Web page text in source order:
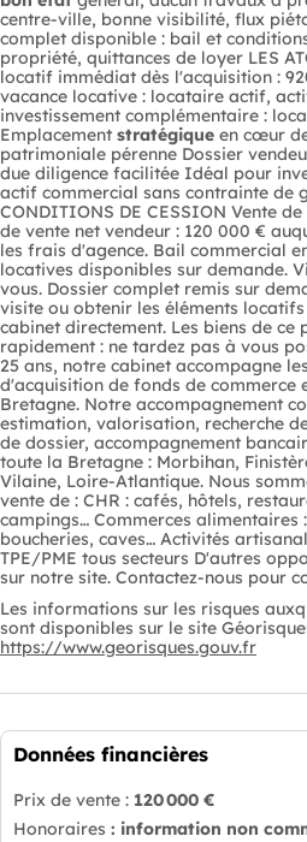
centre-ville, bonne visibilité, flux
complet disponible : bail et
propriété, quittances de loyer LES
locatif immédiat dès l'acquisition :
vacance locative : locataire actif,
investissement complémentaire :
Emplacement stratégique en cœur
patrimoniale pérenne Dossier
due diligence facilitée Idéal pour
actif commercial sans contrainte de
CONDITIONS DE CESSION Vente
de vente net vendeur : 120 000 €
les frais d'agence. Bail commercial
locatives disponibles sur demande.
vous. Dossier complet remis sur
visite ou obtenir les éléments
cabinet directement. Les biens de ce
rapidement : ne tardez pas à vous
25 ans, notre cabinet accompagne
d'acquisition de fonds de commerce
Bretagne. Notre accompagnement
estimation, valorisation, recherche
de dossier, accompagnement
toute la Bretagne : Morbihan,
Vilaine, Loire-Atlantique. Nous
vente de : CHR : cafés, hôtels,
campings… Commerces alimentaires
boucheries, caves… Activités
TPE/PME tous secteurs D'autres
sur notre site. Contactez-nous pour
Les informations sur les risques
sont disponibles sur le site
https://www.georisques.gouv.fr
Données financières
Prix de vente : 120 000 €
Honoraires : information non